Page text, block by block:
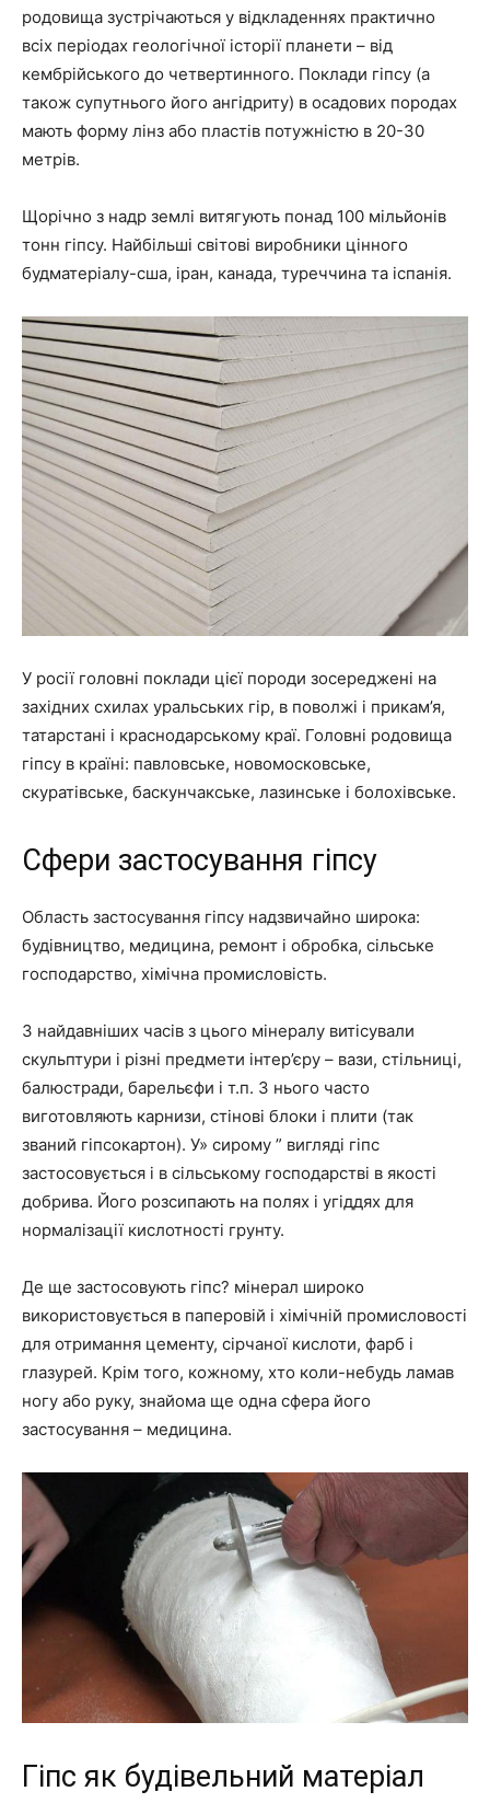
родовища зустрічаються у відкладеннях практично
всіх періодах геологічної історії планети – від
кембрійського до четвертинного. Поклади гіпсу (а
також супутнього його ангідриту) в осадових породах
мають форму лінз або пластів потужністю в 20-30
метрів.
Щорічно з надр землі витягують понад 100 мільйонів
тонн гіпсу. Найбільші світові виробники цінного
будматеріалу-сша, іран, канада, туреччина та іспанія.
У росії головні поклади цієї породи зосереджені на
західних схилах уральських гір, в поволжі і прикам’я,
татарстані і краснодарському краї. Головні родовища
гіпсу в країні: павловське, новомосковське,
скуратівське, баскунчакське, лазинське і болохівське.
Сфери застосування гіпсу
Область застосування гіпсу надзвичайно широка:
будівництво, медицина, ремонт і обробка, сільське
господарство, хімічна промисловість.
З найдавніших часів з цього мінералу витісували
скульптури і різні предмети інтер’єру – вази, стільниці,
балюстради, барельєфи і т.п. З нього часто
виготовляють карнизи, стінові блоки і плити (так
званий гіпсокартон). У» сирому ” вигляді гіпс
застосовується і в сільському господарстві в якості
добрива. Його розсипають на полях і угіддях для
нормалізації кислотності грунту.
Де ще застосовують гіпс? мінерал широко
використовується в паперовій і хімічній промисловості
для отримання цементу, сірчаної кислоти, фарб і
глазурей. Крім того, кожному, хто коли-небудь ламав
ногу або руку, знайома ще одна сфера його
застосування – медицина.
Гіпс як будівельний матеріал